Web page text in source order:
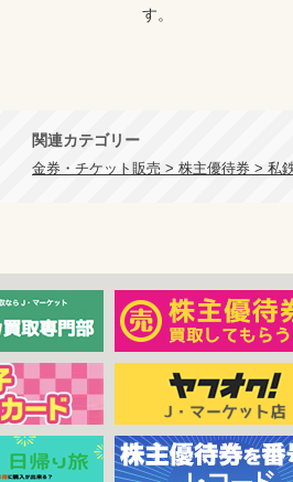
す。
関連カテゴリー
金券・チケット販売 > 株主優待券 > 私